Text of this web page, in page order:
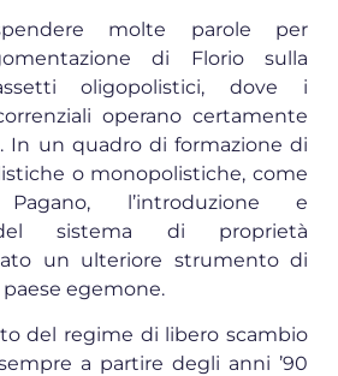
molte parole per
di Florio sulla
oligopolistici, dove i
operano certamente
In un quadro di formazione di
o monopolistiche, come
l’introduzione e
del sistema di proprietà
un ulteriore strumento di
egemone.
del regime di libero scambio
a partire degli anni ’90